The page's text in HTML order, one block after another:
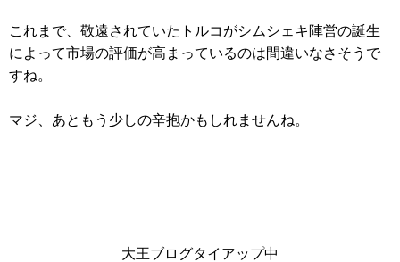
これまで、敬遠されていたトルコがシムシェキ陣営の誕生
によって市場の評価が高まっているのは間違いなさそうで
すね。
マジ、あともう少しの辛抱かもしれませんね。
大王ブログタイアップ中